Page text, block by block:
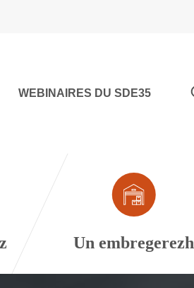
WEBINAIRES DU SDE35
Un embregerezh